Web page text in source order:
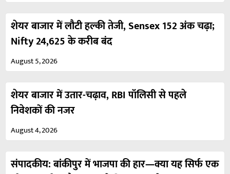
शेयर बाजार में लौटी हल्की तेजी, Sensex 152 अंक चढ़ा;
Nifty 24,625 के करीब बंद
August 5, 2026
शेयर बाजार में उतार-चढ़ाव, RBI पॉलिसी से पहले
निवेशकों की नजर
August 4, 2026
संपादकीय: बांकीपुर में भाजपा की हार—क्या यह सिर्फ एक